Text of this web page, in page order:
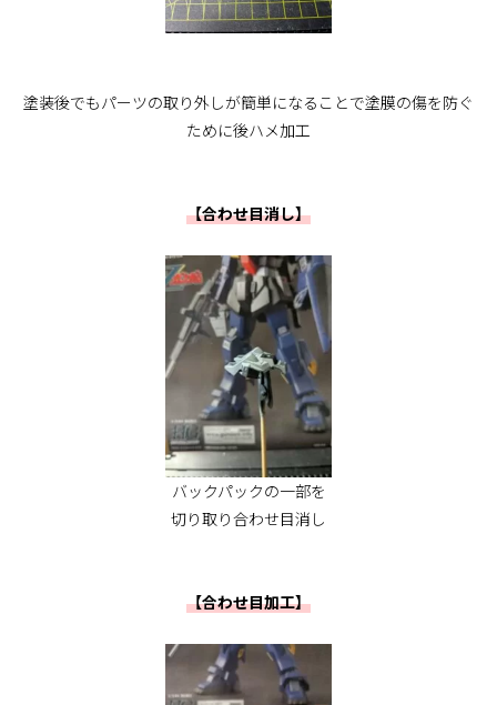
塗装後でもパーツの取り外しが簡単になることで塗膜の傷を防ぐ
ために後ハメ加工
【合わせ目消し】
バックパックの一部を
切り取り合わせ目消し
【合わせ目加工】